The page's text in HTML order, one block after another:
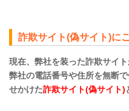
詐欺サイト(偽サイト)に
現在、弊社を装った詐欺サイ
弊社の電話番号や住所を無断
せかけた詐欺サイト(偽サイト)